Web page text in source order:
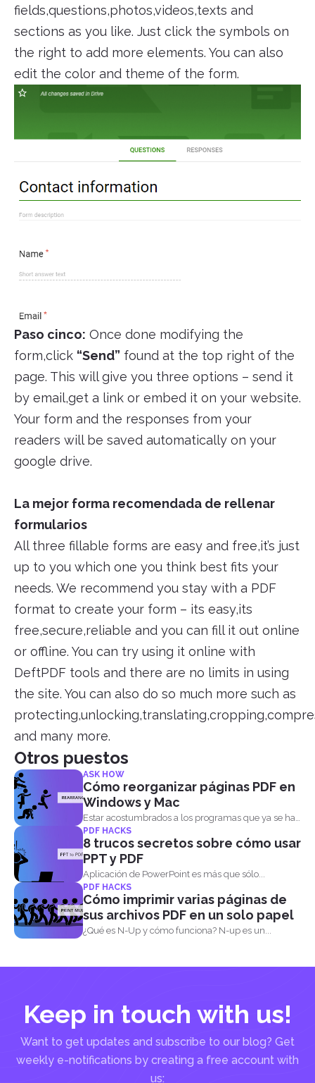
fields,questions,photos,videos,texts and
sections as you like. Just click the symbols on
the right to add more elements. You can also
edit the color and theme of the form.
Paso cinco: Once done modifying the
form,click “Send” found at the top right of the
page. This will give you three options – send it
by email,get a link or embed it on your website.
Your form and the responses from your
readers will be saved automatically on your
google drive.
La mejor forma recomendada de rellenar
formularios
All three fillable forms are easy and free,it’s just
up to you which one you think best fits your
needs. We recommend you stay with a PDF
format to create your form – its easy,its
free,secure,reliable and you can fill it out online
or offline. You can try using it online with
DeftPDF tools and there are no limits in using
the site. You can also do so much more such as
and many more.
Otros puestos
ASK HOW
Cómo reorganizar páginas PDF en
Windows y Mac
Estar acostumbrados a los programas que ya se han
convertido...
PDF HACKS
8 trucos secretos sobre cómo usar
PPT y PDF
Aplicación de PowerPoint es más que sólo...
PDF HACKS
Cómo imprimir varias páginas de
sus archivos PDF en un solo papel
¿Qué es N-Up y cómo funciona? N-up es un...
Keep in touch with us!
Want to get updates and subscribe to our blog? Get
weekly e-notifications by creating a free account with
us: